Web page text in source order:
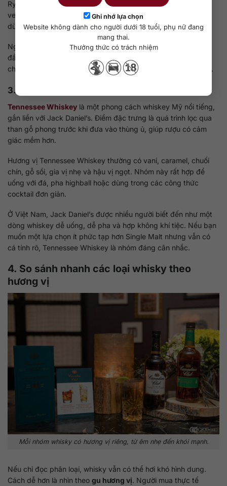
Ghi nhớ lựa chọn
Website không dành cho người dưới 18 tuổi, phụ nữ đang
mang thai.
Thưởng thức có trách nhiệm
Rye rất hợp với cocktail vì giữ được cá tính khi pha cùng
vermouth, bitters hoặc syrup. Manhattan và Old Fashioned
dùng rye thường cho cảm giác khô, sâu và đậm hơn.
Người mới có thể thấy rye hơi khó gần nếu uống neat ngay từ
đầu. Tuy nhiên, với người đã quen whiskey ngọt và muốn
chuyển sang phong cách mạnh hơn, rye là lựa chọn đáng thử.
3.6. Tennessee Whiskey
Tennessee Whiskey là một phong cách whiskey Mỹ nổi tiếng,
gắn liền với Jack Daniel’s. Điểm đặc trưng là quá trình lọc qua
than gỗ phong trước khi đưa vào thùng ủ, giúp rượu có cảm
giác mềm hơn.
Hương vị Tennessee Whiskey thường có vani, caramel, chuối
chín, gỗ sồi, gia vị nhẹ và hậu vị ngọt. Nhóm này rất hợp để
uống với đá, pha highball hoặc dùng trong các công thức
cocktail đơn giản.
Ở Việt Nam, Jack Daniel’s được nhiều người biết đến như một
dòng whiskey dễ uống, dễ pha và hợp không khí tiệc. Nếu bạn
muốn một lựa chọn ít phức tạp hơn Single Malt nhưng vẫn có
cá tính rõ, Tennessee Whiskey là nhóm đáng cân nhắc.
4. So sánh nhanh các loại whisky theo
hương vị
Mỗi nhóm whisky có hương vị riêng, từ êm nhẹ đến khói mạnh.
Nếu chỉ đọc phân loại, whisky vẫn có thể hơi khó hình dung.
Cách dễ hơn là nhìn theo gu hương vị. Người mua thực tế